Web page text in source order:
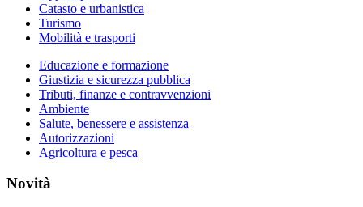
Catasto e urbanistica
Turismo
Mobilità e trasporti
Educazione e formazione
Giustizia e sicurezza pubblica
Tributi, finanze e contravvenzioni
Ambiente
Salute, benessere e assistenza
Autorizzazioni
Agricoltura e pesca
Novità